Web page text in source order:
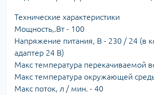
Технические характеристики
Мощность,.Вт - 100
Напряжение питания, В - 230 / 24 (в
адаптер 24 В)
Макс температура перекачиваемой
Макс температура окружающей
Макс поток, л / мин. - 40